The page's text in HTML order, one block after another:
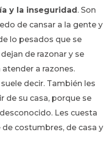
y la inseguridad. Son
de cansar a la gente y
lo pesados que se
de razonar y se
a razones.
decir. También les
de su casa, porque se
Les cuesta
de costumbres, de casa y